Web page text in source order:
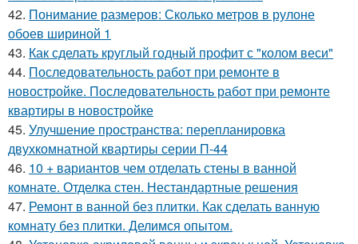
42. Понимание размеров: Сколько метров в рулоне
обоев шириной 1
43. Как сделать круглый годный профит с "колом веси"
44. Последовательность работ при ремонте в
новостройке. Последовательность работ при ремонте
квартиры в новостройке
45. Улучшение пространства: перепланировка
двухкомнатной квартиры серии П-44
46. 10 + вариантов чем отделать стены в ванной
комнате. Отделка стен. Нестандартные решения
47. Ремонт в ванной без плитки. Как сделать ванную
комнату без плитки. Делимся опытом.